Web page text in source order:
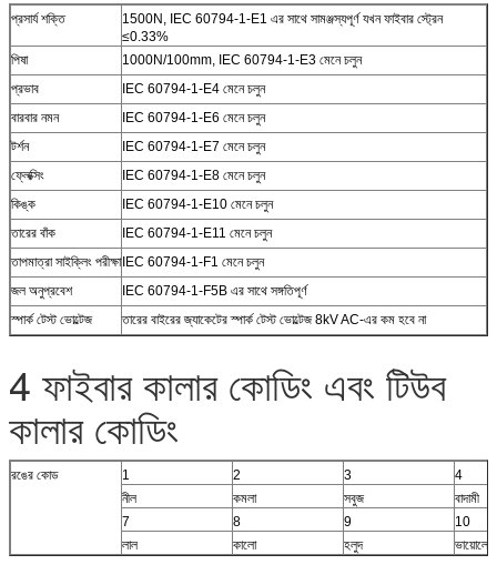
প্রসার্য শক্তি
1500N, IEC 60794-1-E1 এর সাথে সামঞ্জস্যপূর্ণ যখন ফাইবার স্ট্রেন
≤0.33%
পিষা
1000N/100mm, IEC 60794-1-E3 মেনে চলুন
প্রভাব
IEC 60794-1-E4 মেনে চলুন
বারবার নমন
IEC 60794-1-E6 মেনে চলুন
টর্শন
IEC 60794-1-E7 মেনে চলুন
ফ্লেক্সিং
IEC 60794-1-E8 মেনে চলুন
কিঙ্ক
IEC 60794-1-E10 মেনে চলুন
তারের বাঁক
IEC 60794-1-E11 মেনে চলুন
তাপমাত্রা সাইক্লিং পরীক্ষাIEC 60794-1-F1 মেনে চলুন
জল অনুপ্রবেশ
IEC 60794-1-F5B এর সাথে সঙ্গতিপূর্ণ
স্পার্ক টেস্ট ভোল্টেজ
তারের বাইরের জ্যাকেটের স্পার্ক টেস্ট ভোল্টেজ 8kV AC-এর কম হবে না
4 ফাইবার কালার কোডিং এবং টিউব
কালার কোডিং
রঙের কোড 1 2 3
4
নীল
কমলা সবুজ
বাদামী
7
8 9
10
লাল
কালো হলুদ ভায়োলেট